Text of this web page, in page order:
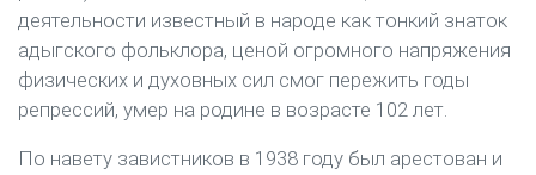
деятельности известный в народе как тонкий знаток
адыгского фольклора, ценой огромного напряжения
физических и духовных сил смог пережить годы
репрессий, умер на родине в возрасте 102 лет.
По навету завистников в 1938 году был арестован и